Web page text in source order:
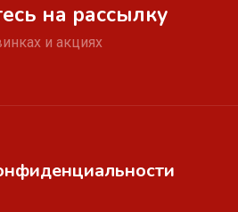
на рассылку
и акциях